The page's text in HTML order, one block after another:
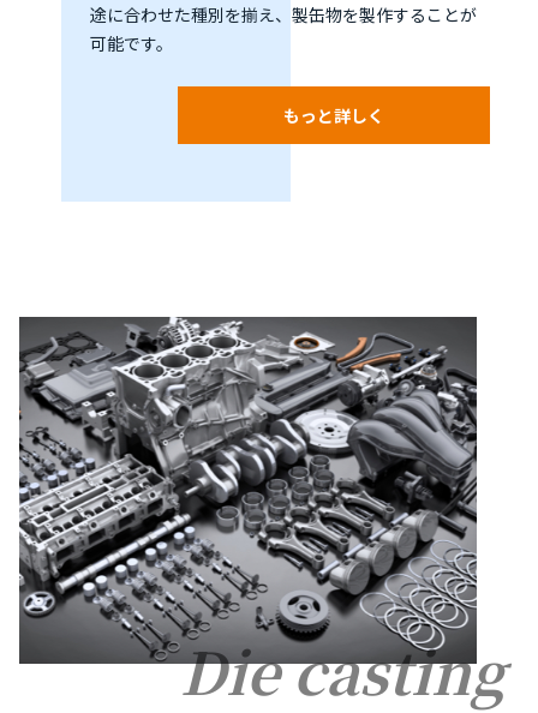
途に合わせた種別を揃え、製缶物を製作することが
可能です。
もっと詳しく
Die casting